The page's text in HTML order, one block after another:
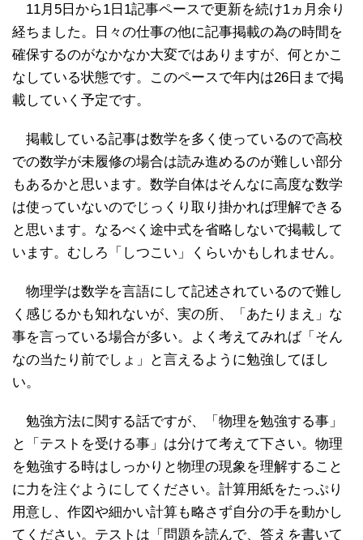
11月5日から1日1記事ペースで更新を続け1ヵ月余り
経ちました。日々の仕事の他に記事掲載の為の時間を
確保するのがなかなか大変ではありますが、何とかこ
なしている状態です。このペースで年内は26日まで掲
載していく予定です。
掲載している記事は数学を多く使っているので高校
での数学が未履修の場合は読み進めるのが難しい部分
もあるかと思います。数学自体はそんなに高度な数学
は使っていないのでじっくり取り掛かれば理解できる
と思います。なるべく途中式を省略しないで掲載して
います。むしろ「しつこい」くらいかもしれません。
物理学は数学を言語にして記述されているので難し
く感じるかも知れないが、実の所、「あたりまえ」な
事を言っている場合が多い。よく考えてみれば「そん
なの当たり前でしょ」と言えるように勉強してほし
い。
勉強方法に関する話ですが、「物理を勉強する事」
と「テストを受ける事」は分けて考えて下さい。物理
を勉強する時はしっかりと物理の現象を理解すること
に力を注ぐようにしてください。計算用紙をたっぷり
用意し、作図や細かい計算も略さず自分の手を動かし
てください。テストは「問題を読んで、答えを書いて